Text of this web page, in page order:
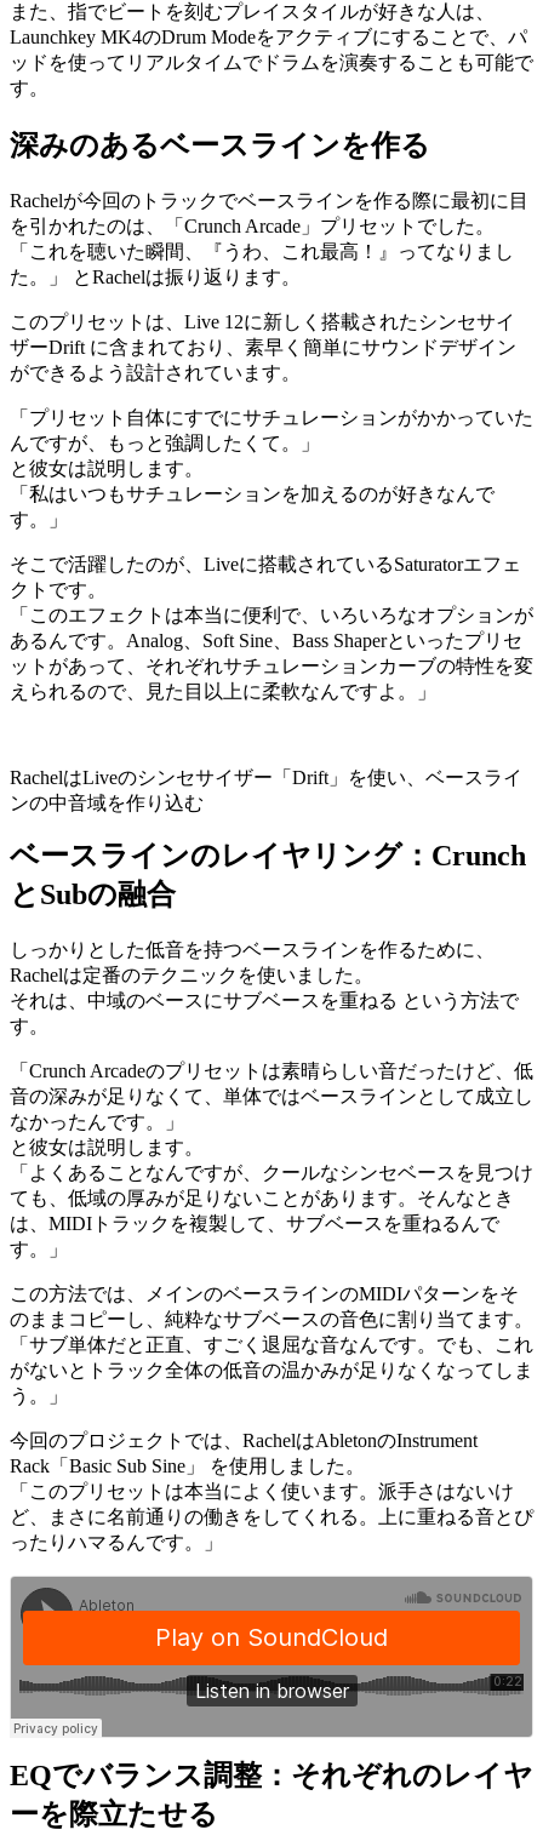
また、指でビートを刻むプレイスタイルが好きな人は、
Launchkey MK4のDrum Modeをアクティブにすることで、パ
ッドを使ってリアルタイムでドラムを演奏することも可能で
す。
深みのあるベースラインを作る
Rachelが今回のトラックでベースラインを作る際に最初に目
を引かれたのは、「Crunch Arcade」プリセットでした。
「これを聴いた瞬間、『うわ、これ最高！』ってなりまし
た。」 とRachelは振り返ります。
このプリセットは、Live 12に新しく搭載されたシンセサイ
ザーDrift に含まれており、素早く簡単にサウンドデザイン
ができるよう設計されています。
「プリセット自体にすでにサチュレーションがかかっていた
んですが、もっと強調したくて。」
と彼女は説明します。
「私はいつもサチュレーションを加えるのが好きなんで
す。」
そこで活躍したのが、Liveに搭載されているSaturatorエフェ
クトです。
「このエフェクトは本当に便利で、いろいろなオプションが
あるんです。Analog、Soft Sine、Bass Shaperといったプリセ
ットがあって、それぞれサチュレーションカーブの特性を変
えられるので、見た目以上に柔軟なんですよ。」
RachelはLiveのシンセサイザー「Drift」を使い、ベースライ
ンの中音域を作り込む
ベースラインのレイヤリング： Crunch
と Subの融合
しっかりとした低音を持つベースラインを作るために、
Rachelは定番のテクニックを使いました。
それは、中域のベースにサブベースを重ねる という方法で
す。
「Crunch Arcadeのプリセットは素晴らしい音だったけど、低
音の深みが足りなくて、単体ではベースラインとして成立し
なかったんです。」
と彼女は説明します。
「よくあることなんですが、クールなシンセベースを見つけ
ても、低域の厚みが足りないことがあります。そんなとき
は、MIDIトラックを複製して、サブベースを重ねるんで
す。」
この方法では、メインのベースラインのMIDIパターンをそ
のままコピーし、純粋なサブベースの音色に割り当てます。
「サブ単体だと正直、すごく退屈な音なんです。でも、これ
がないとトラック全体の低音の温かみが足りなくなってしま
う。」
今回のプロジェクトでは、RachelはAbletonのInstrument
Rack「Basic Sub Sine」 を使用しました。
「このプリセットは本当によく使います。派手さはないけ
ど、まさに名前通りの働きをしてくれる。上に重ねる音とぴ
ったりハマるんです。」
EQでバランス調整：それぞれのレイヤ
ーを際立たせる